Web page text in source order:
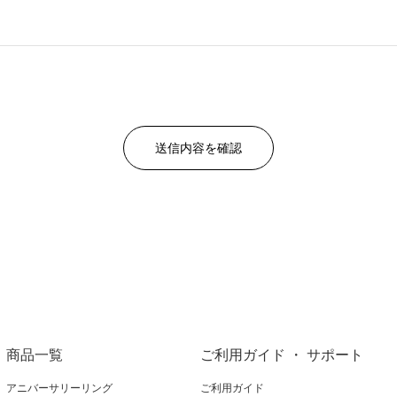
商品一覧
アニバーサリーリング
ご利用ガイド ・ サポート
ご利用ガイド